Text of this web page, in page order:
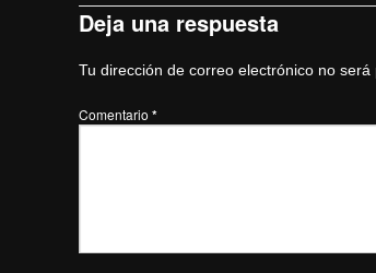
Deja una respuesta
Tu dirección de correo electrónico no será
Comentario *